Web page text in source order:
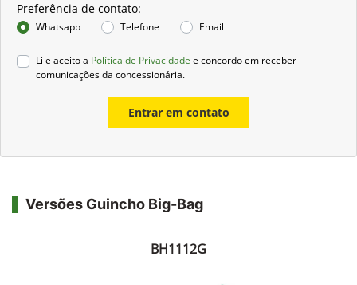
Preferência de contato:
Whatsapp Telefone Email
Li e aceito a Política de Privacidade e concordo em receber
comunicações da concessionária.
Entrar em contato
Versões Guincho Big-Bag
BH1112G